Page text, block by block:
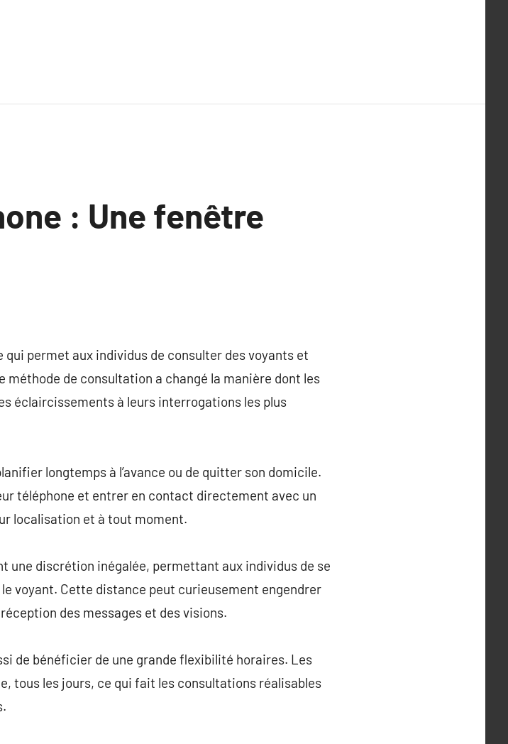
: Une fenêtre
permet aux individus de consulter des voyants et
de consultation a changé la manière dont les
éclaircissements à leurs interrogations les plus
longtemps à l’avance ou de quitter son domicile.
téléphone et entrer en contact directement avec un
localisation et à tout moment.
une discrétion inégalée, permettant aux individus de se
voyant. Cette distance peut curieusement engendrer
des messages et des visions.
de bénéficier de une grande flexibilité horaires. Les
tous les jours, ce qui fait les consultations réalisables